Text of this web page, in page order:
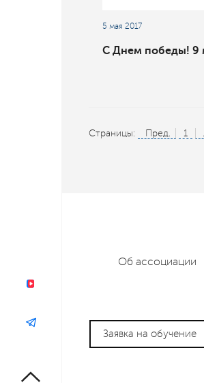
5 мая 2017
С Днем победы! 9
Страницы: Пред. 1
Заявка на обучение
Об ассоциации